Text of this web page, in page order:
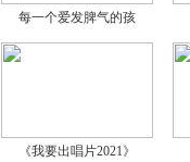
每一个爱发脾气的孩
《我要出唱片2021》